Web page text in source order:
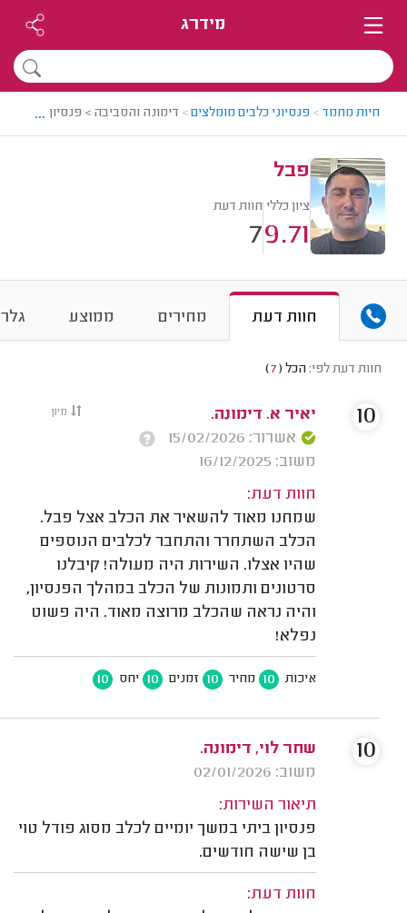
מידרג
חיות מחמד > פנסיוני כלבים מומלצים> דימונה והסביבה > פנסיון כלבים
...
פבל
ציון כללי
9.71
חוות דעת
7
חוות דעת מחירים ממוצע
חוות דעת לפי: הכל (
7
)
מיון
יאיר א. דימונה.
אשרור: 15/02/2026
משוב: 16/12/2025
חוות דעת:
שמחנו מאוד להשאיר את הכלב אצל פבל.
הכלב השתחרר והתחבר לכלבים הנוספים
שהיו אצלו. השירות היה מעולה! קיבלנו
סרטונים ותמונות של הכלב במהלך הפנסיון,
והיה נראה שהכלב מרוצה מאוד. היה פשוט
נפלא!
איכות 10 מחיר 10 זמנים 10 יחס 10
10
שחר לוי, דימונה.
משוב: 02/01/2026
תיאור השירות:
פנסיון ביתי במשך יומיים לכלב מסוג פודל טוי
בן שישה חודשים.
חוות דעת:
10